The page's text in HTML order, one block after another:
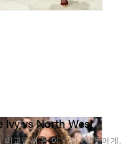
Ivy vs North West
교당해 온 이 스타 2세들에게,